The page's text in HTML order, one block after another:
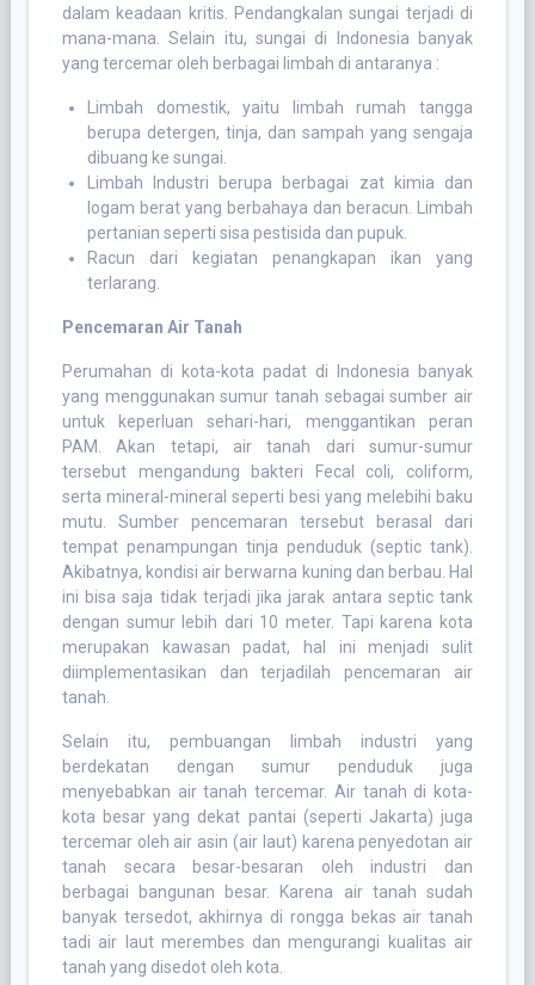
dalam keadaan kritis. Pendangkalan sungai terjadi di
mana-mana. Selain itu, sungai di Indonesia banyak
yang tercemar oleh berbagai limbah di antaranya :
Limbah domestik, yaitu limbah rumah tangga
berupa detergen, tinja, dan sampah yang sengaja
dibuang ke sungai.
Limbah Industri berupa berbagai zat kimia dan
logam berat yang berbahaya dan beracun. Limbah
pertanian seperti sisa pestisida dan pupuk.
Racun dari kegiatan penangkapan ikan yang
terlarang.
Pencemaran Air Tanah
Perumahan di kota-kota padat di Indonesia banyak
yang menggunakan sumur tanah sebagai sumber air
untuk keperluan sehari-hari, menggantikan peran
PAM. Akan tetapi, air tanah dari sumur-sumur
tersebut mengandung bakteri Fecal coli, coliform,
serta mineral-mineral seperti besi yang melebihi baku
mutu. Sumber pencemaran tersebut berasal dari
tempat penampungan tinja penduduk (septic tank).
Akibatnya, kondisi air berwarna kuning dan berbau. Hal
ini bisa saja tidak terjadi jika jarak antara septic tank
dengan sumur lebih dari 10 meter. Tapi karena kota
merupakan kawasan padat, hal ini menjadi sulit
diimplementasikan dan terjadilah pencemaran air
tanah.
Selain itu, pembuangan limbah industri yang
berdekatan dengan sumur penduduk juga
menyebabkan air tanah tercemar. Air tanah di kota-
kota besar yang dekat pantai (seperti Jakarta) juga
tercemar oleh air asin (air laut) karena penyedotan air
tanah secara besar-besaran oleh industri dan
berbagai bangunan besar. Karena air tanah sudah
banyak tersedot, akhirnya di rongga bekas air tanah
tadi air laut merembes dan mengurangi kualitas air
tanah yang disedot oleh kota.